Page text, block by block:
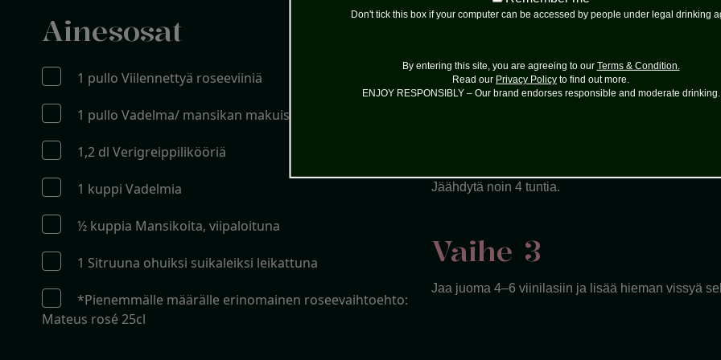
Ainesosat
1 pullo Viilennettyä roseeviiniä
1 pullo Vadelma/ mansikan makuista vissyä
1,2 dl Verigreippilikööriä
1 kuppi Vadelmia
½ kuppia Mansikoita, viipaloituna
1 Sitruuna ohuiksi suikaleiksi leikattuna
*Pienemmälle määrälle erinomainen roseevaihtoehto:
Mateus rosé 25cl
Vaihe 1
Laita roseeviini, likööri, vadelmat, mansikat ja
kannuun ja sekoita tasaiseksi.
Jäähdytä noin 4 tuntia.
Vaihe 3
Jaa juoma 4–6 viinilasiin ja lisää hieman vissyä
me
Don't tick this box if your computer can be accessed by people under legal drinking
By entering this site, you are agreeing to our Terms & Condition.
Read our Privacy Policy to find out more.
ENJOY RESPONSIBLY – Our brand endorses responsible and moderate drinking.